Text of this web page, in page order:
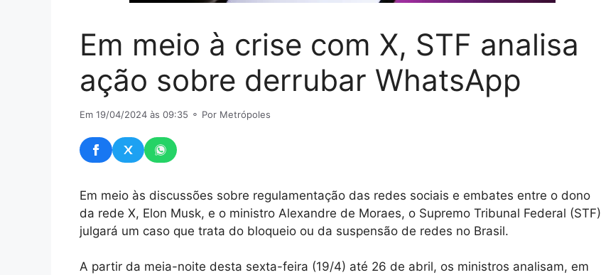
Em meio à crise com X, STF analisa
ação sobre derrubar WhatsApp
Em 19/04/2024 às 09:35 ⚬ Por Metrópoles
Em meio às discussões sobre regulamentação das redes sociais e embates entre o dono
da rede X, Elon Musk, e o ministro Alexandre de Moraes, o Supremo Tribunal Federal (STF)
julgará um caso que trata do bloqueio ou da suspensão de redes no Brasil.
A partir da meia-noite desta sexta-feira (19/4) até 26 de abril, os ministros analisam, em